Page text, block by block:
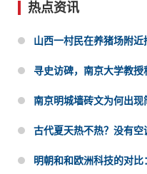
热点资讯
山西一村民在养猪场附
寻史访碑，南京大学教授
南京明城墙砖文为何出
古代夏天热不热？没有空
明朝和和欧洲科技的对